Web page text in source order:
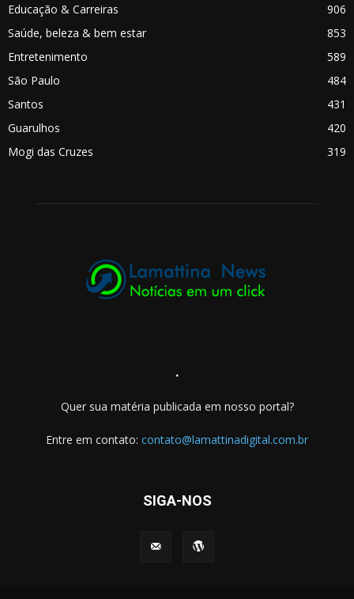
Educação & Carreiras
906
Saúde, beleza & bem estar
853
Entretenimento
589
São Paulo
484
Santos
431
Guarulhos
420
Mogi das Cruzes
319
.
Quer sua matéria publicada em nosso portal?
Entre em contato: contato@lamattinadigital.com.br
SIGA-NOS